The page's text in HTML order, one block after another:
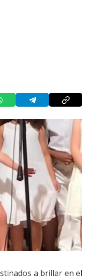
a brillar en el